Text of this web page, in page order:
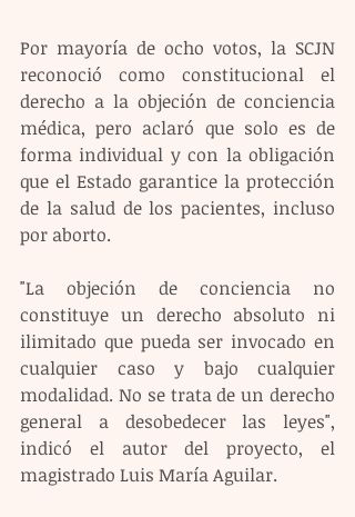
Por mayoría de ocho votos, la SCJN
reconoció como constitucional el
derecho a la objeción de conciencia
médica, pero aclaró que solo es de
forma individual y con la obligación
que el Estado garantice la protección
de la salud de los pacientes, incluso
por aborto.
"La objeción de conciencia no
constituye un derecho absoluto ni
ilimitado que pueda ser invocado en
cualquier caso y bajo cualquier
modalidad. No se trata de un derecho
general a desobedecer las leyes",
indicó el autor del proyecto, el
magistrado Luis María Aguilar.